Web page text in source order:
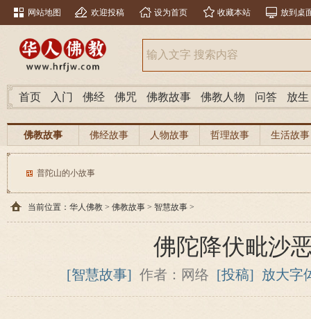
网站地图 欢迎投稿 设为首页 收藏本站 放到桌
首页 入门 佛经 佛咒 佛教故事 佛教人物 问答 放生
佛教故事 佛经故事 人物故事 哲理故事 生活故事
普陀山的小故事
当前位置： 华人佛教 > 佛教故事 > 智慧故事 >
佛陀降伏毗沙
[智慧故事] 作者：网络 [投稿] 放大字